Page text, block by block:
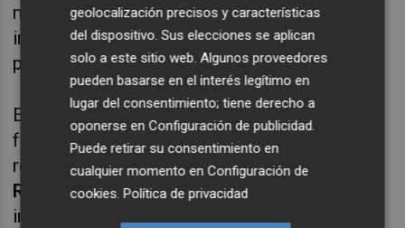
marciales, además de una entrevista con el
ingenieroVicent Gassó, responsable del
proyecto.
El programa también analizará algunos de los
fenómenos virales más impactantes
relacionados con la IA y contará con
Rossell, creador de la “Iaia Visenta”, la
influencer virtual valenciana convertida en
geolocalización precisos y características
del dispositivo. Sus elecciones se aplican
solo a este sitio web. Algunos proveedores
pueden basarse en el interés legítimo en
lugar del consentimiento; tiene derecho a
oponerse enConfiguración de publicidad
Puede retirar su consentimiento en
cualquier momento enConfiguración de
cookies .Política de privacidad